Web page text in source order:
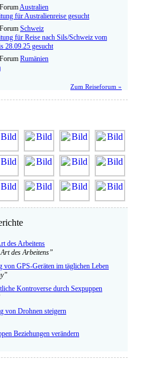
Australien
für Australienreise gesucht
Schweiz
für Reise nach Sils/Schweiz vom
28.09.25 gesucht
Rumänien
Zum Reiseforum »
des Arbeitens
des Arbeitens”
von GPS-Geräten im täglichen Leben
Kontroverse durch Sexpuppen
von Drohnen steigern
Beziehungen verändern